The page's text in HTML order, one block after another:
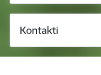
Kontakti